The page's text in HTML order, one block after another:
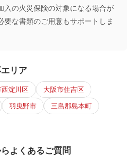
入の火災保険の対象になる場合が
要な書類のご用意もサポートしま
リア
西淀川区
大阪市住吉区
羽曳野市
三島郡島本町
よくあるご質問